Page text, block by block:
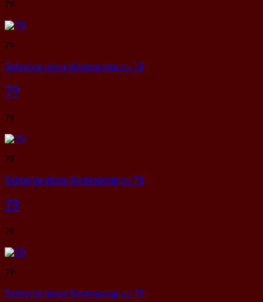
79
79
Schreibe einen Kommentar zu 79
79
79
79
Schreibe einen Kommentar zu 79
79
79
79
Schreibe einen Kommentar zu 79